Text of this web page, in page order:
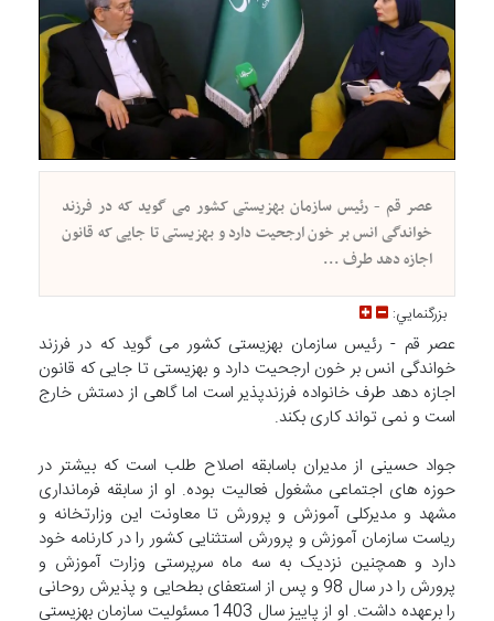
عصر قم - رئیس سازمان بهزیستی کشور می گوید که در فرزند
خواندگی انس بر خون ارجحیت دارد و بهزیستی تا جایی که قانون
اجازه دهد طرف ...
بزرگنمايي:
عصر قم - رئیس سازمان بهزیستی کشور می گوید که در فرزند
خواندگی انس بر خون ارجحیت دارد و بهزیستی تا جایی که قانون
اجازه دهد طرف خانواده فرزندپذیر است اما گاهی از دستش خارج
است و نمی تواند کاری بکند.
جواد حسینی از مدیران باسابقه اصلاح طلب است که بیشتر در
حوزه های اجتماعی مشغول فعالیت بوده. او از سابقه فرمانداری
مشهد و مدیرکلی آموزش و پرورش تا معاونت این وزارتخانه و
ریاست سازمان آموزش و پرورش استثنایی کشور را در کارنامه خود
دارد و همچنین نزدیک به سه ماه سرپرستی وزارت آموزش و
پرورش را در سال 98 و پس از استعفای بطحایی و پذیرش روحانی
را برعهده داشت. او از پاییز سال 1403 مسئولیت سازمان بهزیستی